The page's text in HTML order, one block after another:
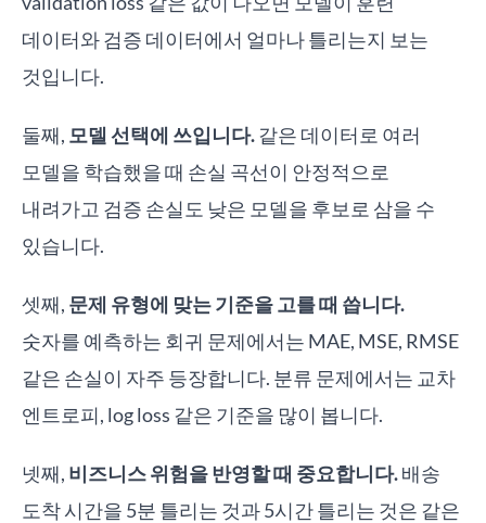
데이터와 검증 데이터에서 얼마나 틀리는지 보는
것입니다.
둘째, 모델 선택에 쓰입니다.같은 데이터로 여러
모델을 학습했을 때 손실 곡선이 안정적으로
내려가고 검증 손실도 낮은 모델을 후보로 삼을 수
있습니다.
셋째, 문제 유형에 맞는 기준을 고를 때 씁니다.
숫자를 예측하는 회귀 문제에서는 MAE, MSE, RMSE
같은 손실이 자주 등장합니다. 분류 문제에서는 교차
엔트로피, log loss 같은 기준을 많이 봅니다.
넷째, 비즈니스 위험을 반영할 때 중요합니다.배송
도착 시간을 5분 틀리는 것과 5시간 틀리는 것은 같은